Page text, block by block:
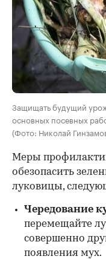
Защищать будущий
основных посевных
(Фото: Николай
Меры
обезопасить
луковицы,
Чередование
перемещайте
совершенно
появления мух.